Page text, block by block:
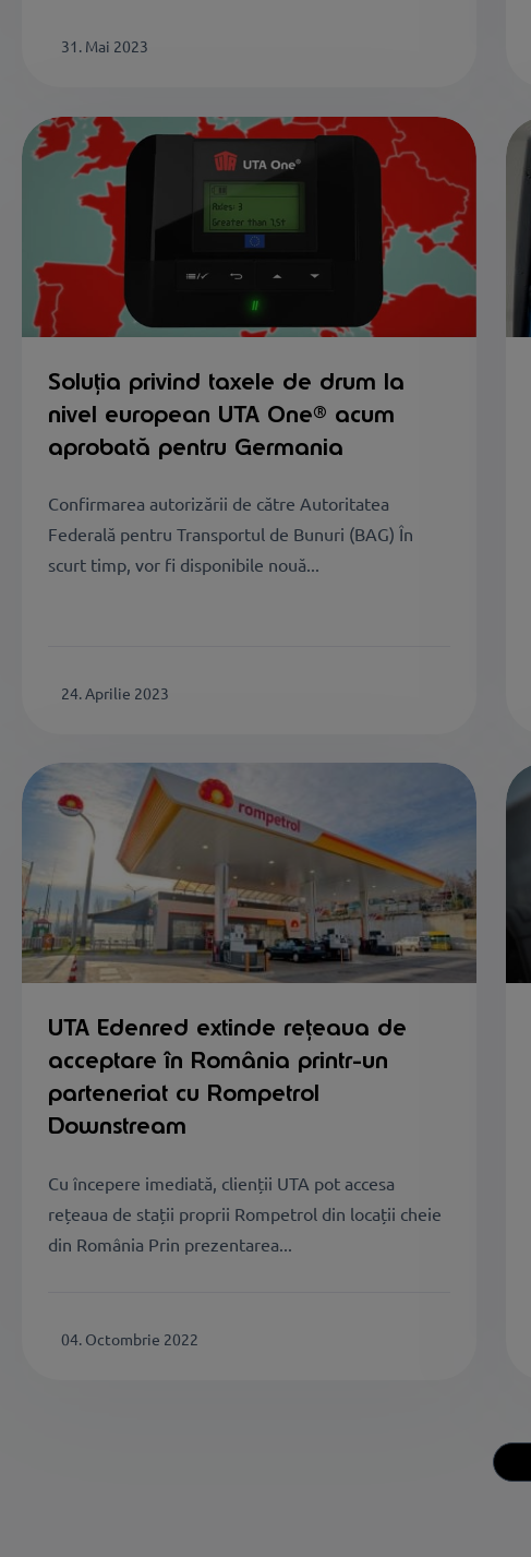
31. Mai 2023
Soluția privind taxele de drum la
nivel european UTA One® acum
aprobată pentru Germania
Confirmarea autorizării de către Autoritatea
Federală pentru Transportul de Bunuri (BAG) În
scurt timp, vor fi disponibile nouă...
24. Aprilie 2023
UTA Edenred extinde rețeaua de
acceptare în România printr-un
parteneriat cu Rompetrol
Downstream
Cu începere imediată, clienții UTA pot accesa
rețeaua de stații proprii Rompetrol din locații cheie
din România Prin prezentarea...
04. Octombrie 2022